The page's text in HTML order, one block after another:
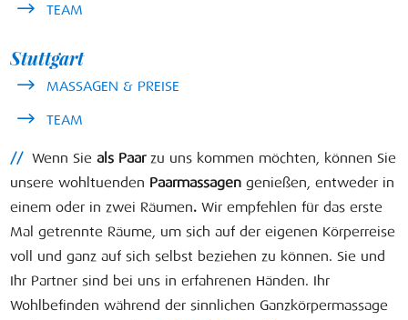
TEAM
Stuttgart
MASSAGEN & PREISE
TEAM
// Wenn Sieals Paarzu uns kommen möchten, können Sie
unsere wohltuenden Paarmassagen genießen, entweder in
einem oder in zwei Räumen. Wir empfehlen für das erste
Mal getrennte Räume, um sich auf der eigenen Körperreise
voll und ganz auf sich selbst beziehen zu können. Sie und
Ihr Partner sind bei uns in erfahrenen Händen. Ihr
Wohlbefinden während der sinnlichen Ganzkörpermassage